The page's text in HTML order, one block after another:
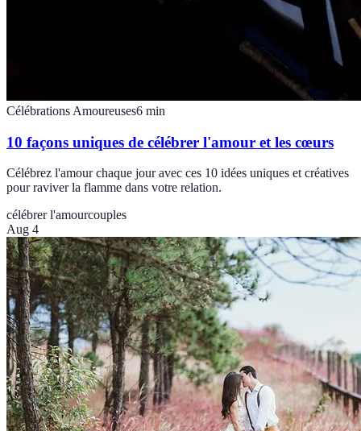
Célébrations Amoureuses6 min
10 façons uniques de célébrer l'amour et les cœurs
Célébrez l'amour chaque jour avec ces 10 idées uniques et créatives
pour raviver la flamme dans votre relation.
célébrer l'amourcouples
Aug 4